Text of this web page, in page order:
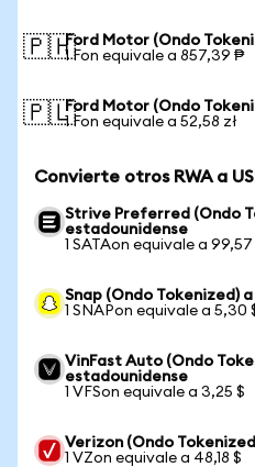
🇵🇭Ford Motor (Ondo
1 Fon equivale a 857,39 ₱
🇵🇱Ford Motor (Ondo
1 Fon equivale a 52,58 zł
Convierte otros RWA a
Strive Preferred (Ondo
estadounidense
1 SATAon equivale a 99,57
Snap (Ondo Tokenized)
1 SNAPon equivale a 5,30
VinFast Auto (Ondo
estadounidense
1 VFSon equivale a 3,25 $
Verizon (Ondo
1 VZon equivale a 48,18 $